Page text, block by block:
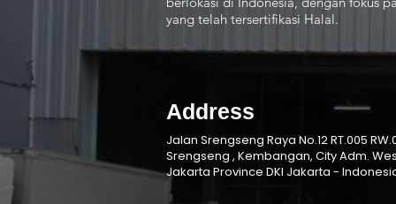
yang telah tersertifikasi Halal.
Address
Jalan Srengseng Raya No.12 RT.005
Srengseng , Kembangan, City Adm.
Jakarta Province DKI Jakarta -